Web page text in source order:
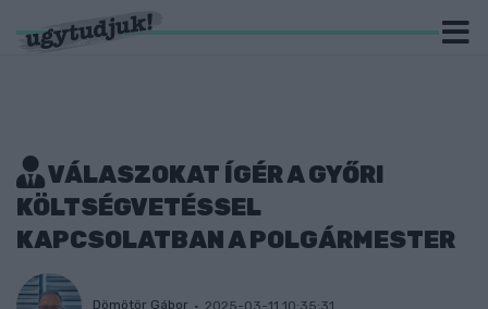
VÁLASZOKAT ÍGÉR A GYŐRI
KÖLTSÉGVETÉSSEL
KAPCSOLATBAN A POLGÁRMESTER
Dömötör Gábor 2025-03-11 10:35:31